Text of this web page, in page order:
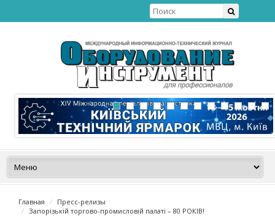
Главная
Пресс-релизы
Запорізькій торгово-промисловій палаті – 80 РОКІВ!